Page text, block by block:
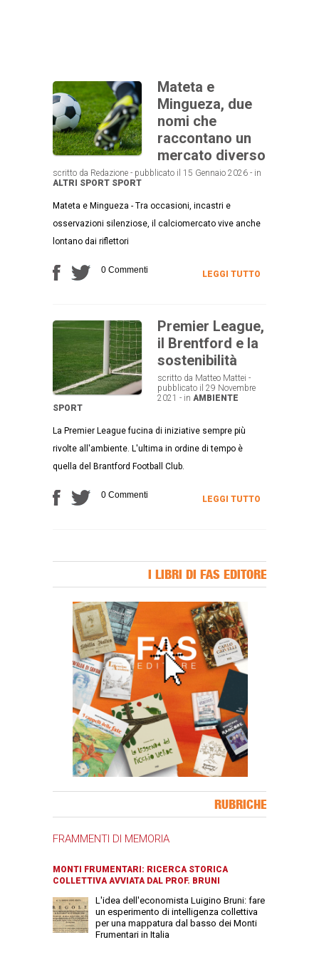
Mateta e
Mingueza, due
nomi che
raccontano un
mercato diverso
scritto da Redazione - pubblicato il 15 Gennaio 2026 - in
ALTRI SPORT SPORT
Mateta e Mingueza - Tra occasioni, incastri e
osservazioni silenziose, il calciomercato vive anche
lontano dai riflettori
0 Commenti LEGGI TUTTO
Premier League,
il Brentford e la
sostenibilità
scritto da Matteo Mattei -
pubblicato il 29 Novembre
2021 - in AMBIENTE
SPORT
La Premier League fucina di iniziative sempre più
rivolte all'ambiente. L'ultima in ordine di tempo è
quella del Brantford Football Club.
0 Commenti LEGGI TUTTO
I LIBRI DI FAS EDITORE
RUBRICHE
FRAMMENTI DI MEMORIA
MONTI FRUMENTARI: RICERCA STORICA
COLLETTIVA AVVIATA DAL PROF. BRUNI
L'idea dell'economista Luigino Bruni: fare
un esperimento di intelligenza collettiva
per una mappatura dal basso dei Monti
Frumentari in Italia